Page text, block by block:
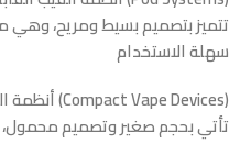
تتميز بتصميم بسيط ومريح، وهي
سهلة الاستخدام
أنظمة الفيب بالجسم الصغير (Compact Vape Devices)
تأتي بحجم صغير وتصميم محمول،